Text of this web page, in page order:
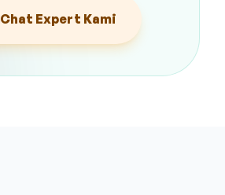
Chat Expert Kami